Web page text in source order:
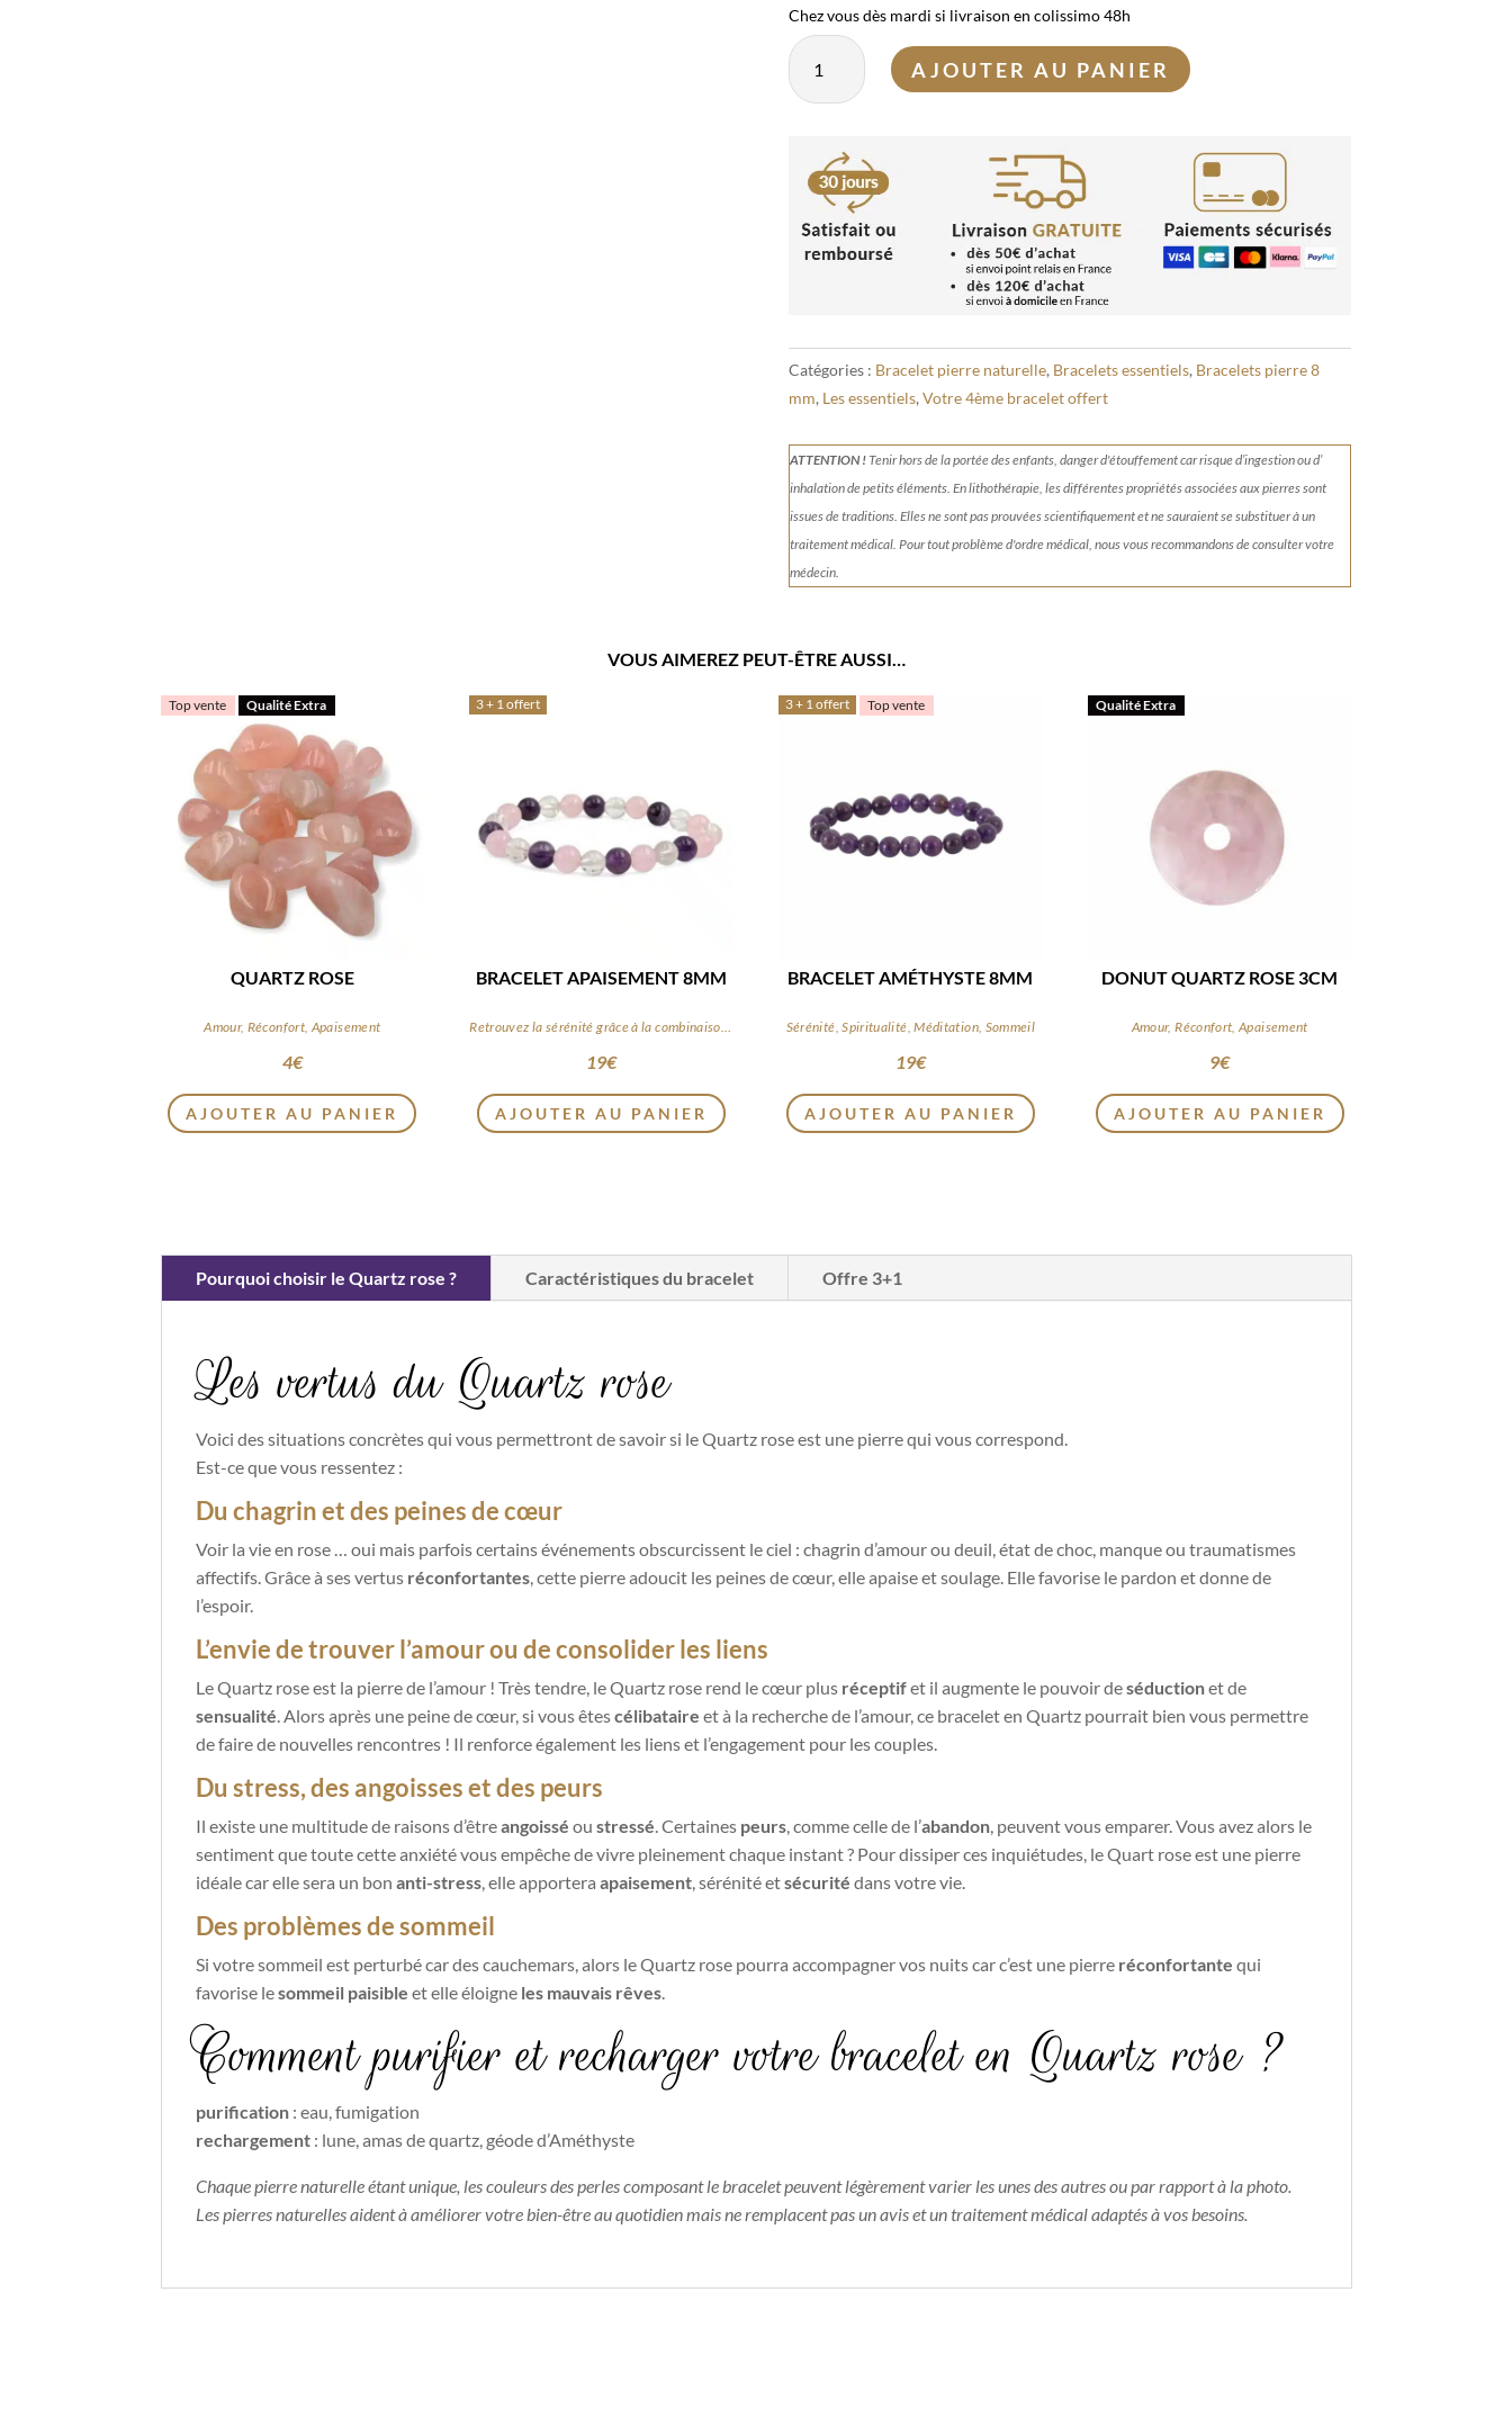
Chez vous dès mardi si livraison en colissimo 48h
quantité
Bracelet
8mm
AJOUTER AU PANIER
Catégories : Bracelet pierre naturelle, Bracelets essentiels, Bracelets pierre 8
mm, Les essentiels,Votre 4ème bracelet offert
ATTENTION !Tenirhors de la portée des enfants, danger d'étouffement car risque d’ingestion ou d’
inhalation de petits éléments.En lithothérapie, les différentes propriétés associées aux pierres sont
issues de traditions. Elles ne sont pas prouvées scientifiquement et ne sauraient se substituer à un
traitement médical. Pour tout problème d'ordre médical, nous vous recommandons de consulter votre
médecin.
VOUS AIMEREZ PEUT-ÊTRE AUSSI…
Top vente Qualité Extra
QUARTZ ROSE
Amour, Réconfort, Apaisement
4€
AJOUTER AU PANIER
3 + 1 offert
BRACELET APAISEMENT 8MM
19€
AJOUTER AU PANIER
3 + 1 offert Top vente
BRACELET AMÉTHYSTE 8MM
Sérénité, Spiritualité, Méditation, Sommeil
19€
AJOUTER AU PANIER
Qualité Extra
DONUT QUARTZ ROSE 3CM
Amour, Réconfort, Apaisement
9€
AJOUTER AU PANIER
Pourquoi choisir le Quartz rose ? Caractéristiques du bracelet Offre 3+1
Les vertus du Quartz rose
Voici des situations concrètes qui vous permettront de savoir si le Quartz rose est une pierre qui vous correspond.
Est-ce que vous ressentez :
Du chagrin et des peines de cœur
Voir la vie en rose … oui mais parfois certains événements obscurcissent le ciel : chagrin d’amour ou deuil, état de choc, manque ou traumatismes
affectifs. Grâce à ses vertus réconfortantes, cette pierre adoucit les peines de cœur, elle apaise et soulage. Elle favorise le pardon et donne de
l’espoir.
L’envie de trouver l’amour ou de consolider les liens
Le Quartz rose est la pierre de l’amour ! Très tendre, le Quartz rose rend le cœur plus réceptifet il augmente le pouvoir deséductionet de
sensualité. Alors après une peine de cœur, si vous êtescélibataire et à la recherche de l’amour, ce bracelet en Quartz pourrait bien vous permettre
de faire de nouvelles rencontres ! Il renforce également les liens et l’engagement pour les couples.
Du stress, des angoisses et des peurs
Il existe une multitude de raisons d’êtreangoissé ou stressé. Certainespeurs, comme celle de l’abandon, peuvent vous emparer. Vous avez alors le
sentiment que toute cette anxiétévousempêche de vivre pleinement chaque instant ? Pour dissiper ces inquiétudes, le Quart rose est une pierre
idéale car elle sera un bon anti-stress, elle apportera apaisement, sérénité etsécurité dans votre vie.
Des problèmes de sommeil
Si votre sommeil est perturbé car des cauchemars, alors le Quartz rose pourra accompagner vos nuits car c’est une pierre réconfortante qui
favorise lesommeil paisible et elle éloigne les mauvais rêves.
Comment purifier et recharger votre bracelet en Quartz rose ?
purification: eau, fumigation
rechargement: lune, amas de quartz, géode d’Améthyste
Chaque pierre naturelle étant unique, les couleurs des perles composant le bracelet peuvent légèrement varier les unes des autres ou par rapport à la photo.
Les pierres naturelles aident à améliorer votre bien-être au quotidien mais ne remplacent pas un avis et un traitement médical adaptés à vos besoins.